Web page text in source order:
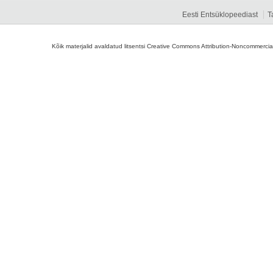
Eesti Entsüklopeediast
Kõik materjalid avaldatud litsentsi Creative Commons Attribution-